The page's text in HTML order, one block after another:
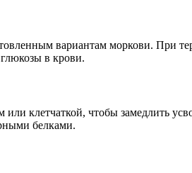
вариантам моркови. При
в крови.
клетчаткой, чтобы замедлить
белками.